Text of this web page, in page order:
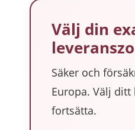
Välj din
Säker och
Europa. Välj
fortsätta.